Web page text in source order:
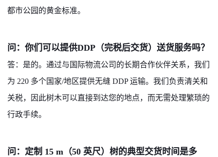
都市公园的黄金标准。
问：你们可以提供DDP（完税后交货）送货服务吗？
答：是的。通过与国际物流公司的长期合作伙伴关系，我们
为 220 多个国家/地区提供无缝 DDP 运输。我们负责清关和
关税，因此树木可以直接到达您的地点，而无需处理繁琐的
行政手续。
问：定制 15 m（50 英尺）树的典型交货时间是多